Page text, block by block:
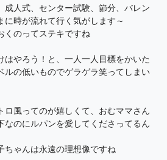
成人式、センター試験、節分、バレン
に時が流れて行く気がします～
くのってステキですね
はやろう！と、一人一人目標をかいた
ルの低いものでゲラゲラ笑ってしまい
ロ風ってのが嬉しくて、おむママさん
なのにルパンを愛してくださってるん
ちゃんは永遠の理想像ですね